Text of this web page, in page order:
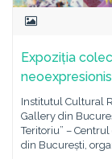
Expoziția
Institutul Cultural
Gallery din
Teritoriu” –
din București,